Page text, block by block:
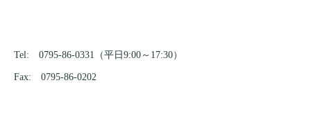
Tel: 0795-86-0331（平日9:00～17:30）
Fax: 0795-86-0202